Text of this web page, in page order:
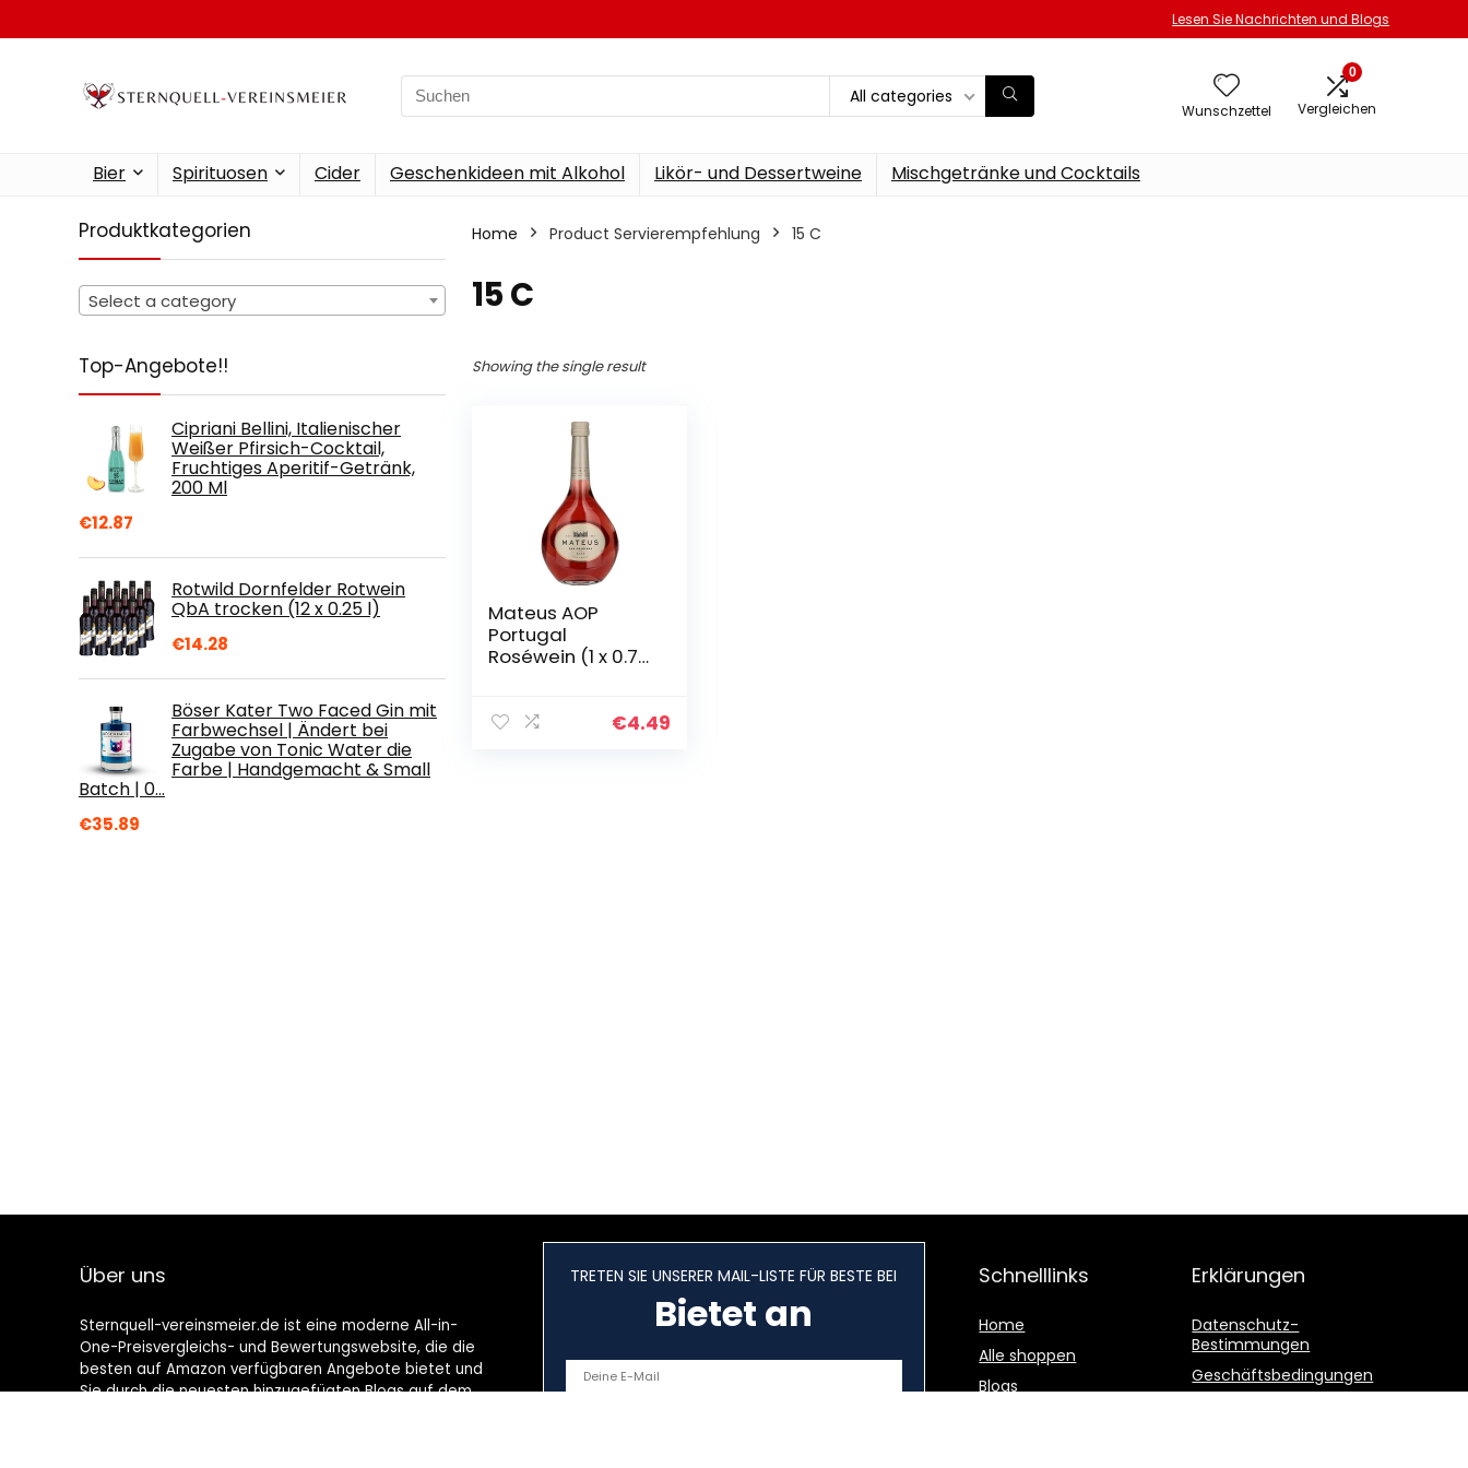
Lesen Sie Nachrichten und Blogs
Search
for:
All categories
Wunschzettel
0
Vergleichen
Bier Spirituosen Cider Geschenkideen mit Alkohol Likör- und Dessertweine Mischgetränke und Cocktails
Produktkategorien
Select a category
Top-Angebote!!
Cipriani Bellini, Italienischer
Weißer Pfirsich-Cocktail,
Fruchtiges Aperitif-Getränk,
200 Ml
€12.87
Rotwild Dornfelder Rotwein
QbA trocken (12 x 0.25 l)
€14.28
Böser Kater Two Faced Gin mit
Farbwechsel | Ändert bei
Zugabe von Tonic Water die
Farbe | Handgemacht & Small
Batch | 0…
€35.89
Home Product Servierempfehlung ‎15 C
‎15 C
Showing the single result
Mateus AOP
Portugal
Roséwein (1 x 0.75
€4.49
Über uns
Sternquell-vereinsmeier.de ist eine moderne All-in-
One-Preisvergleichs- und Bewertungswebsite, die die
besten auf Amazon verfügbaren Angebote bietet und
Sie durch die neuesten hinzugefügten Blogs auf dem
TRETEN SIE UNSERER MAIL-LISTE FÜR BESTE BEI
Bietet an
Schnelllinks
Home
Alle shoppen
Blogs
Erklärungen
Datenschutz-
Bestimmungen
Geschäftsbedingungen